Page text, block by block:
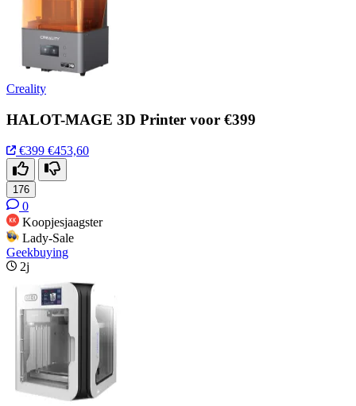
Creality
HALOT-MAGE 3D Printer voor €399
€399 €453,60
176
0
Koopjesjaagster
Lady-Sale
Geekbuying
2j